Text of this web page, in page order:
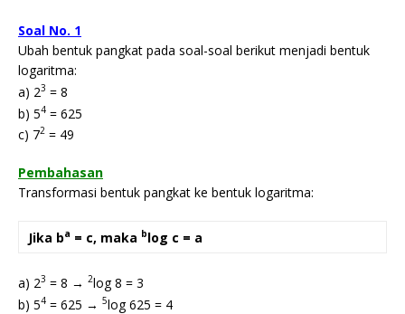
Soal No. 1
Ubah bentuk pangkat pada soal-soal berikut menjadi bentuk
logaritma:
a) 23 = 8
b) 54 = 625
c) 72 = 49
Pembahasan
Transformasi bentuk pangkat ke bentuk logaritma:
Jika ba = c, maka blog c = a
a) 23 = 8 → 2log 8 = 3
b) 54 = 625 → 5log 625 = 4